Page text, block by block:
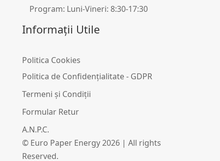
Program: Luni-Vineri: 8:30-17:30
Informații Utile
Politica Cookies
Politica de Confidențialitate - GDPR
Termeni și Condiții
Formular Retur
A.N.P.C.
© Euro Paper Energy 2026 | All rights
Reserved.